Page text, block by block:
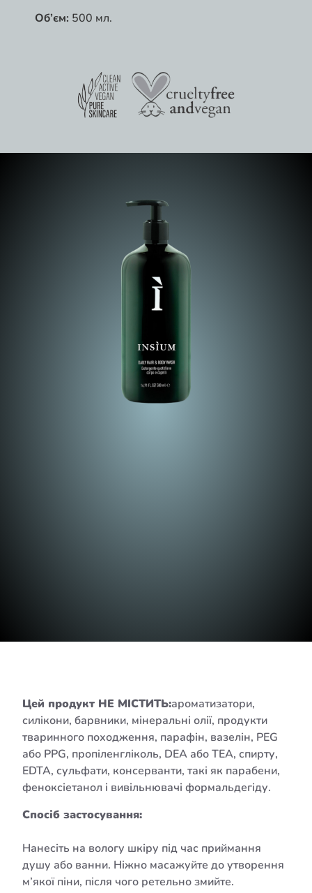
Об’єм: 500 мл.
Цей продукт НЕ МІСТИТЬ:ароматизатори,
силікони, барвники, мінеральні олії, продукти
тваринного походження, парафін, вазелін, PEG
або PPG, пропіленгліколь, DEA або TEA, спирту,
EDTA, сульфати, консерванти, такі як парабени,
феноксіетанол і вивільнювачі формальдегіду.
Спосіб застосування:
Нанесіть на вологу шкіру під час приймання
душу або ванни. Ніжно масажуйте до утворення
м’якої піни, після чого ретельно змийте.